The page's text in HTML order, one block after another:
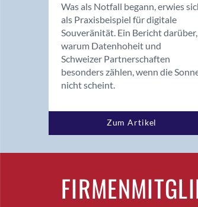
Was als Notfall begann, erwies
als Praxisbeispiel für digitale
Souveränität. Ein Bericht darüber,
warum Datenhoheit und
Schweizer Partnerschaften
besonders zählen, wenn die
nicht scheint.
Zum Artikel